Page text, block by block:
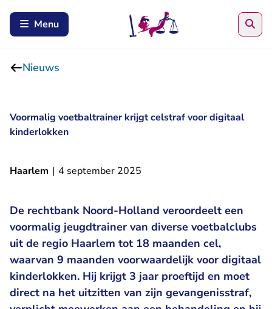
Menu
Nieuws
Voormalig voetbaltrainer krijgt celstraf voor digitaal
kinderlokken
Haarlem | 4 september 2025
De rechtbank Noord-Holland veroordeelt een
voormalig jeugdtrainer van diverse voetbalclubs
uit de regio Haarlem tot 18 maanden cel,
waarvan 9 maanden voorwaardelijk voor digitaal
kinderlokken. Hij krijgt 3 jaar proeftijd en moet
direct na het uitzitten van zijn gevangenisstraf,